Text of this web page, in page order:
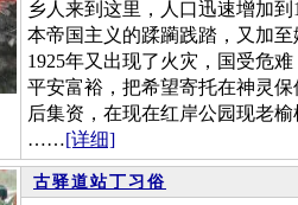
乡人来到这里，人口迅速增加
本帝国主义的蹂躏践踏，又加
1925年又出现了火灾，国受危
平安富裕，把希望寄托在神灵
后集资，在现在红岸公园现老
……[详细]
古驿道站丁习俗